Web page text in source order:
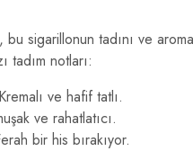
bu sigarillonun tadını ve
tadım notları:
Kremalı ve hafif tatlı.
ve rahatlatıcı.
bir his bırakıyor.